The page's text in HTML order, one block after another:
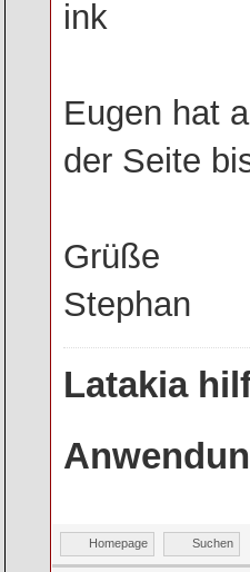
Eugen hat
der Seite
Grüße
Stephan
Latakia
Homepage Suchen